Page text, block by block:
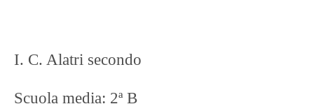
I. C. Alatri secondo
Scuola media: 2ª B